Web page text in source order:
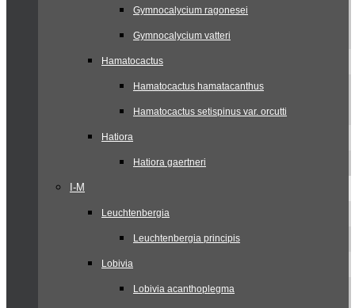
Gymnocalycium ragonesei
Gymnocalycium vatteri
Hamatocactus
Hamatocactus hamatacanthus
Hamatocactus setispinus var. orcutti
Hatiora
Hatiora gaertneri
I-M
Leuchtenbergia
Leuchtenbergia principis
Lobivia
Lobivia acanthoplegma